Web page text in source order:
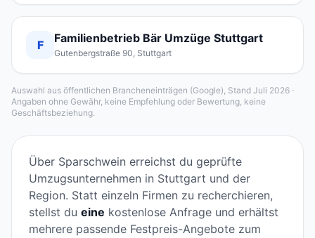
F Familienbetrieb Bär Umzüge Stuttgart
Gutenbergstraße 90, Stuttgart
Auswahl aus öffentlichen Brancheneinträgen (Google), Stand Juli 2026 ·
Angaben ohne Gewähr, keine Empfehlung oder Bewertung, keine
Geschäftsbeziehung.
Über Sparschwein erreichst du geprüfte
Umzugsunternehmen in Stuttgart und der
Region. Statt einzeln Firmen zu recherchieren,
stellst du eine kostenlose Anfrage und erhältst
mehrere passende Festpreis-Angebote zum